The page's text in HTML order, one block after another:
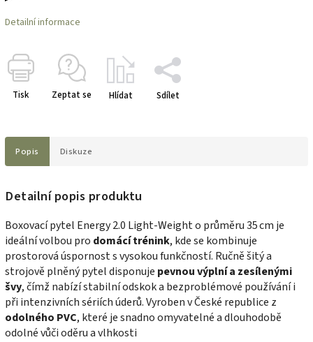
Detailní informace
Tisk Zeptat se Hlídat Sdílet
Popis Diskuze
Detailní popis produktu
Boxovací pytel Energy 2.0 Light‑Weight o průměru 35 cm je
ideální volbou pro domácí trénink, kde se kombinuje
prostorová úspornost s vysokou funkčností. Ručně šitý a
strojově plněný pytel disponuje pevnou výplní a zesílenými
švy, čímž nabízí stabilní odskok a bezproblémové používání i
při intenzivních sériích úderů. Vyroben v České republice z
odolného PVC, které je snadno omyvatelné a dlouhodobě
odolné vůči oděru a vlhkosti